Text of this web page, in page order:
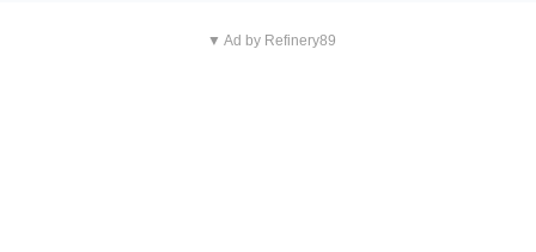
▼ Ad by Refinery89